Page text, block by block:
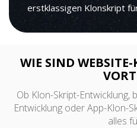
erstklassigen Klonskript
WIE SIND
Ob Klon-Skript-
Entwicklung oder App-Klon-
alles